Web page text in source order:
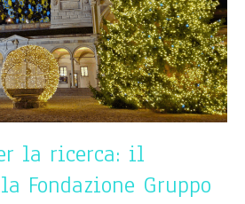
la ricerca: il
Fondazione Gruppo